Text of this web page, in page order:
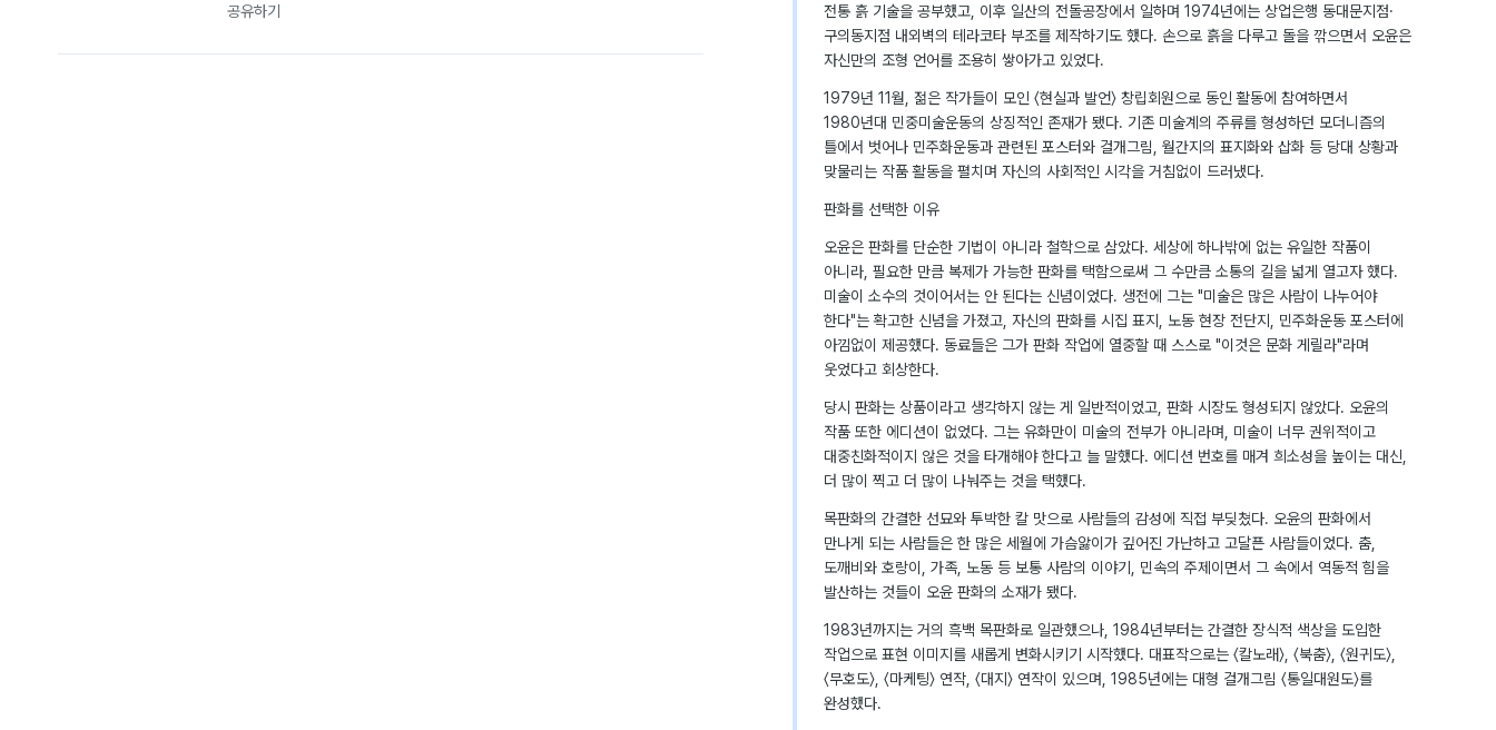
공유하기
전통 흙 기술을 공부했고, 이후 일산의 전돌공장에서 일하며 1974년에는 상업은행 동대문지점·
구의동지점 내외벽의 테라코타 부조를 제작하기도 했다. 손으로 흙을 다루고 돌을 깎으면서 오윤은
자신만의 조형 언어를 조용히 쌓아가고 있었다.
1979년 11월, 젊은 작가들이 모인 〈현실과 발언〉 창립회원으로 동인 활동에 참여하면서
1980년대 민중미술운동의 상징적인 존재가 됐다. 기존 미술계의 주류를 형성하던 모더니즘의
틀에서 벗어나 민주화운동과 관련된 포스터와 걸개그림, 월간지의 표지화와 삽화 등 당대 상황과
맞물리는 작품 활동을 펼치며 자신의 사회적인 시각을 거침없이 드러냈다.
판화를 선택한 이유
오윤은 판화를 단순한 기법이 아니라 철학으로 삼았다. 세상에 하나밖에 없는 유일한 작품이
아니라, 필요한 만큼 복제가 가능한 판화를 택함으로써 그 수만큼 소통의 길을 넓게 열고자 했다.
미술이 소수의 것이어서는 안 된다는 신념이었다. 생전에 그는 "미술은 많은 사람이 나누어야
한다"는 확고한 신념을 가졌고, 자신의 판화를 시집 표지, 노동 현장 전단지, 민주화운동 포스터에
아낌없이 제공했다. 동료들은 그가 판화 작업에 열중할 때 스스로 "이것은 문화 게릴라"라며
웃었다고 회상한다.
당시 판화는 상품이라고 생각하지 않는 게 일반적이었고, 판화 시장도 형성되지 않았다. 오윤의
작품 또한 에디션이 없었다. 그는 유화만이 미술의 전부가 아니라며, 미술이 너무 권위적이고
대중친화적이지 않은 것을 타개해야 한다고 늘 말했다. 에디션 번호를 매겨 희소성을 높이는 대신,
더 많이 찍고 더 많이 나눠주는 것을 택했다.
목판화의 간결한 선묘와 투박한 칼 맛으로 사람들의 감성에 직접 부딪쳤다. 오윤의 판화에서
만나게 되는 사람들은 한 많은 세월에 가슴앓이가 깊어진 가난하고 고달픈 사람들이었다. 춤,
도깨비와 호랑이, 가족, 노동 등 보통 사람의 이야기, 민속의 주제이면서 그 속에서 역동적 힘을
발산하는 것들이 오윤 판화의 소재가 됐다.
1983년까지는 거의 흑백 목판화로 일관했으나, 1984년부터는 간결한 장식적 색상을 도입한
작업으로 표현 이미지를 새롭게 변화시키기 시작했다. 대표작으로는 〈칼노래〉, 〈북춤〉, 〈원귀도〉,
〈무호도〉, 〈마케팅〉 연작, 〈대지〉 연작이 있으며, 1985년에는 대형 걸개그림 〈통일대원도〉를
완성했다.